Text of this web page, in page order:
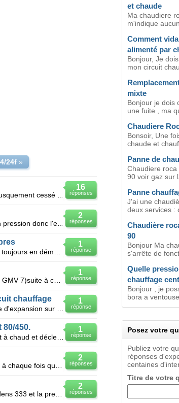
24f»
16
réponses
2
réponses
Bonjour, Mon circuit chauffage n'arrête pas de monter en pression donc l'eau s'evacue par le trop p
1
réponse
1
réponse
J'ai du mettre hors service ma chaudière(ELM LEBLANC GMV 7)suite à corps de chauffe perçé et trop de
1
réponse
chauffage
1
réponse
450.
La pression du circuit de chauffage monte anormalement à chaud et déclenche la sécurité avec rejet d
2
réponses
2
réponses
Bonjour, Je possède une chaudière gaz Viessmann Vitodens 333 et la pression du circuit de chauffage
et chaude
Ma chaudiere
m'indique
Comment
alimenté par
Bonjour, Je
mon circuit
mixte
Bonjour je dois
une fuite , ma
Chaudiere
Bonsoir, Une
chaude et
Panne de
Chaudiere
90 voir gaz sur
Panne
J'ai une
deux services :
Chaudière
90
Bonjour Ma
s'arrête de
Quelle
chauffage
Bonjour , je
bora a
Posez votre
Publiez votre
réponses
centaines
Titre de votre